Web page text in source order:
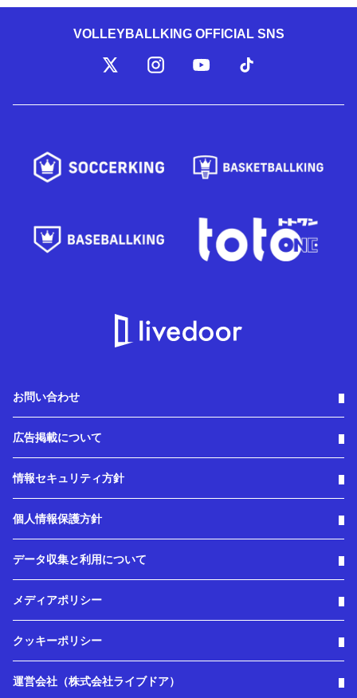
VOLLEYBALLKING OFFICIAL SNS
お問い合わせ
広告掲載について
情報セキュリティ方針
個人情報保護方針
データ収集と利用について
メディアポリシー
クッキーポリシー
運営会社（株式会社ライブドア）